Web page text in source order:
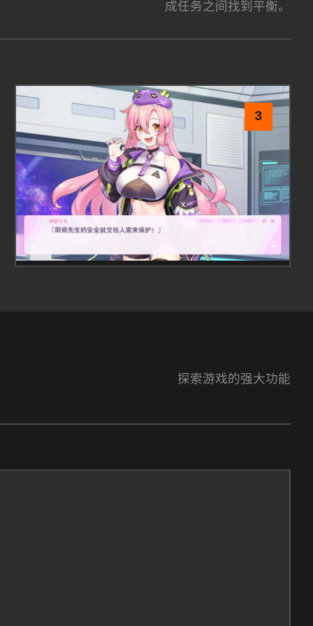
成任务之间找到平衡。
3
探索游戏的强大功能